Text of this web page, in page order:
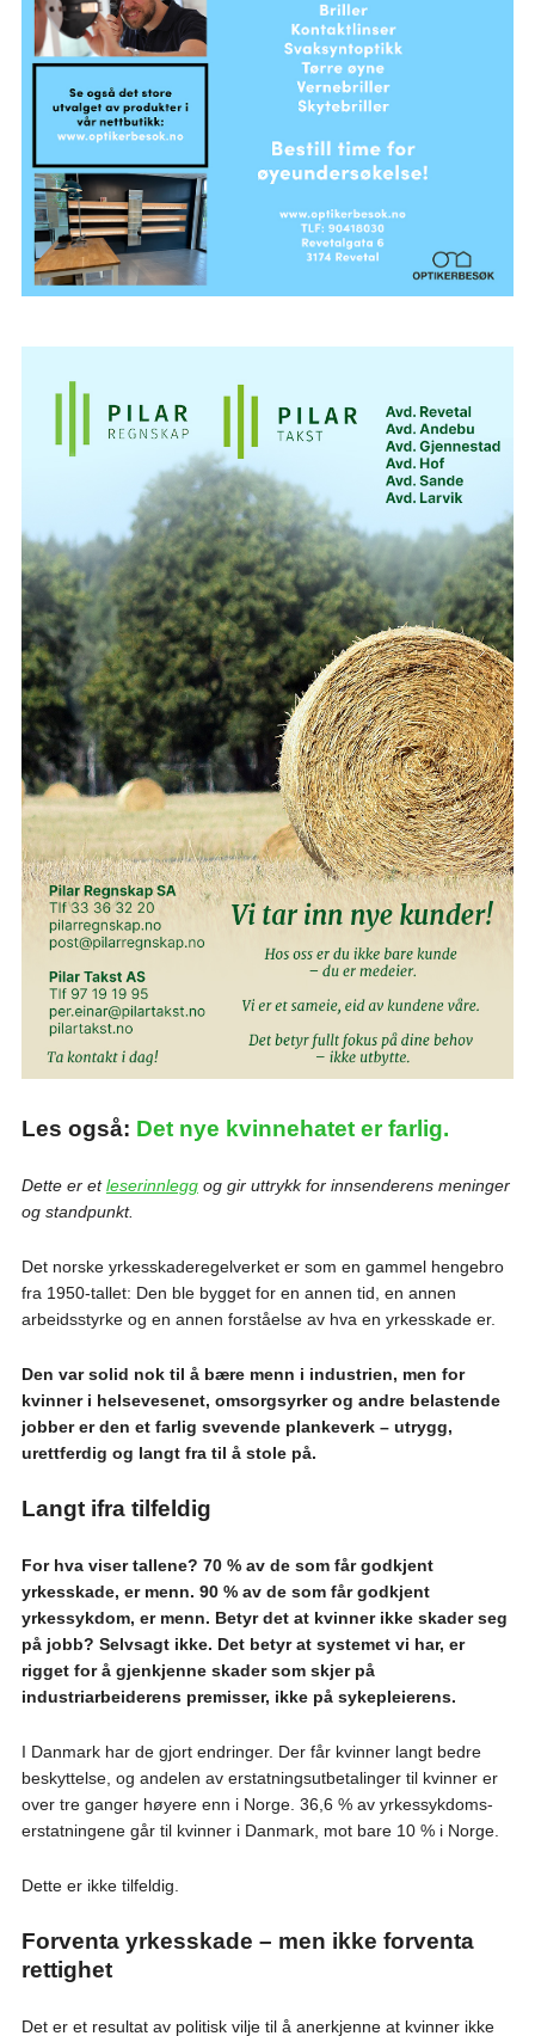
Les også: Det nye kvinnehatet er farlig.
Dette er etleserinnleggog gir uttrykk for innsenderens meninger
og standpunkt.
Det norske yrkesskaderegelverket er som en gammel hengebro
fra 1950-tallet: Den ble bygget for en annen tid, en annen
arbeidsstyrke og en annen forståelse av hva en yrkesskade er.
Den var solid nok til å bære menn i industrien, men for
kvinner i helsevesenet, omsorgsyrker og andre belastende
jobber er den et farlig svevende plankeverk – utrygg,
urettferdig og langt fra til å stole på.
Langt ifra tilfeldig
For hva viser tallene? 70 % av de som får godkjent
yrkesskade, er menn. 90 % av de som får godkjent
yrkessykdom, er menn. Betyr det at kvinner ikke skader seg
på jobb? Selvsagt ikke. Det betyr at systemet vi har, er
rigget for å gjenkjenne skader som skjer på
industriarbeiderens premisser, ikke på sykepleierens.
I Danmark har de gjort endringer. Der får kvinner langt bedre
beskyttelse, og andelen av erstatningsutbetalinger til kvinner er
over tre ganger høyere enn i Norge. 36,6 % av yrkessykdoms-
erstatningene går til kvinner i Danmark, mot bare 10 % i Norge.
Dette er ikke tilfeldig.
Forventa yrkesskade – men ikke forventa
rettighet
Det er et resultat av politisk vilje til å anerkjenne at kvinner ikke